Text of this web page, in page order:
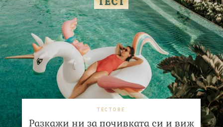
ТЕСТОВЕ
Разкажи ни за почивката си и виж